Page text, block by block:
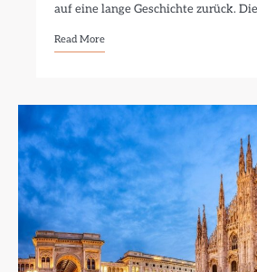
auf eine lange Geschichte zurück.
Read More